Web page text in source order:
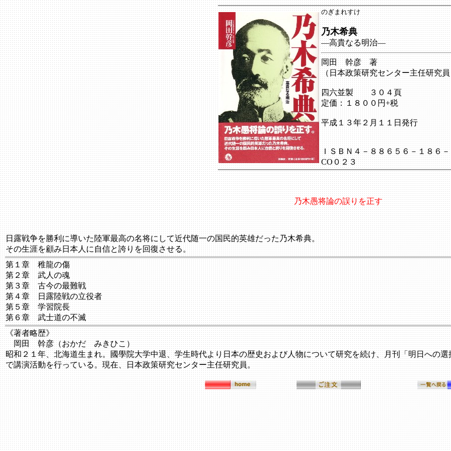
のぎまれすけ
乃木希典
―高貴なる明治―
岡田 幹彦 著
（日本政策研究センター主任研究
四六並製 ３０４頁
定価：１８００円+税
平成１３年２月１１日発行
ＩＳＢＮ４－８８６５６－１８６
CO０２３
乃木愚将論の誤りを正す
日露戦争を勝利に導いた陸軍最高の名将にして近代随一の国民的英雄だった乃木希典。
その生涯を顧み日本人に自信と誇りを回復させる。
第１章 稚龍の傷
第２章 武人の魂
第３章 古今の最難戦
第４章 日露陸戦の立役者
第５章 学習院長
第６章 武士道の不滅
《著者略歴》
岡田 幹彦（おかだ みきひこ）
昭和２１年、北海道生まれ。國學院大学中退、学生時代より日本の歴史および人物について研究を続け、月刊「明日への
で講演活動を行っている。現在、日本政策研究センター主任研究員。